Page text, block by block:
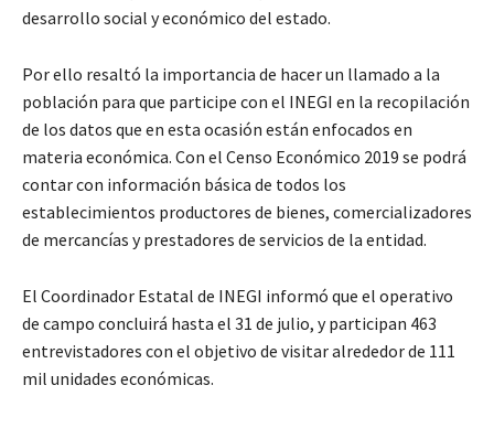
desarrollo social y económico del estado.
Por ello resaltó la importancia de hacer un llamado a la
población para que participe con el INEGI en la recopilación
de los datos que en esta ocasión están enfocados en
materia económica. Con el Censo Económico 2019 se podrá
contar con información básica de todos los
establecimientos productores de bienes, comercializadores
de mercancías y prestadores de servicios de la entidad.
El Coordinador Estatal de INEGI informó que el operativo
de campo concluirá hasta el 31 de julio, y participan 463
entrevistadores con el objetivo de visitar alrededor de 111
mil unidades económicas.